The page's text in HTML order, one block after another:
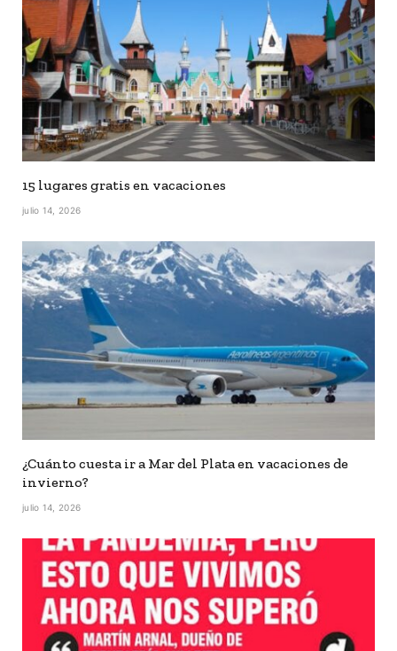
15 lugares gratis en vacaciones
julio 14, 2026
¿Cuánto cuesta ir a Mar del Plata en vacaciones de
invierno?
julio 14, 2026